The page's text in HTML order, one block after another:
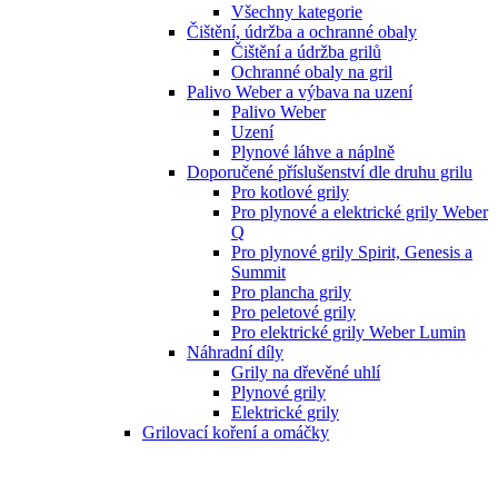
Všechny kategorie
Čištění, údržba a ochranné obaly
Čištění a údržba grilů
Ochranné obaly na gril
Palivo Weber a výbava na uzení
Palivo Weber
Uzení
Plynové láhve a náplně
Doporučené příslušenství dle druhu grilu
Pro kotlové grily
Pro plynové a elektrické grily Weber
Q
Pro plynové grily Spirit, Genesis a
Summit
Pro plancha grily
Pro peletové grily
Pro elektrické grily Weber Lumin
Náhradní díly
Grily na dřevěné uhlí
Plynové grily
Elektrické grily
Grilovací koření a omáčky